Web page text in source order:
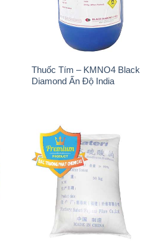
Thuốc Tím – KMNO4 Black
Diamond Ấn Độ India